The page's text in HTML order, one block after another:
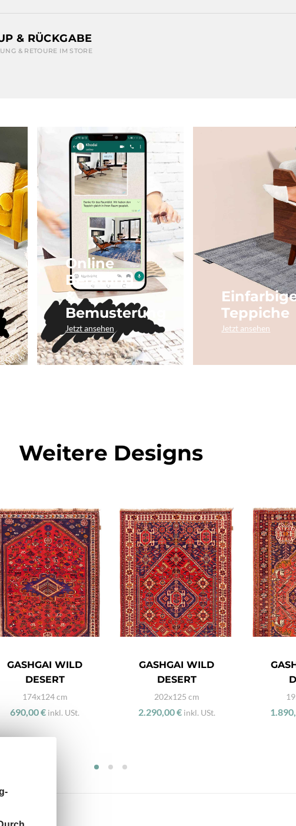
& RÜCKGABE
& RETOURE IM STORE
Online
Beratung
&
Bemusterung
Jetzt ansehen
Teppiche
Jetzt ansehen
Weitere Designs
GASHGAI WILD
DESERT
174x124 cm
690,00 € inkl. USt.
GASHGAI WILD
DESERT
202x125 cm
2.290,00 € inkl. USt.